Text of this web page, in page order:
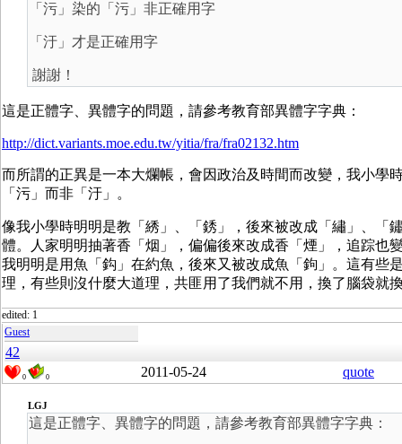
「污」染的「污」非正確用字
「汙」才是正確用字
謝謝！
這是正體字、異體字的問題，請參考教育部異體字字典：
http://dict.variants.moe.edu.tw/yitia/fra/fra02132.htm
而所謂的正異是一本大爛帳，會因政治及時間而改變，我小學
「污」而非「汙」。
像我小學時明明是教「綉」、「銹」，後來被改成「繡」、「
體。人家明明抽著香「烟」，偏偏後來改成香「煙」，追踪也
我明明是用魚「鈎」在約魚，後來又被改成魚「鉤」。這有些
理，有些則沒什麼大道理，共匪用了我們就不用，換了腦袋就
edited: 1
Guest
42
0 0 2011-05-24 quote
LGJ
這是正體字、異體字的問題，請參考教育部異體字字典：